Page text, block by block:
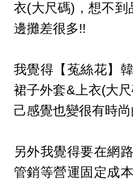
衣(大尺碼)，想不
邊攤差很多!!
我覺得【菟絲花】
裙子外套&上衣(大
己感覺也變很有時
另外我覺得要在網
管銷等營運固定成